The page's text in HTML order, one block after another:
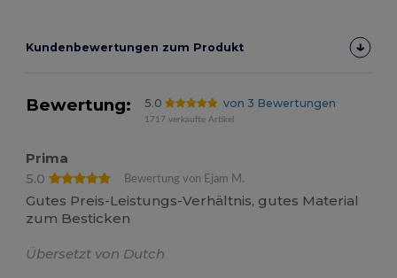
Kundenbewertungen zum Produkt
Bewertung: 5.0 von 3 Bewertungen
1717 verkaufte Artikel
Prima
5.0
Bewertung von Ejam M.
Gutes Preis-Leistungs-Verhältnis, gutes Material
zum Besticken
Übersetzt von Dutch